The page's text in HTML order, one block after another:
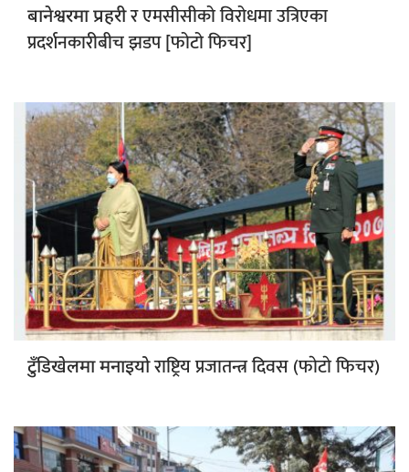
बानेश्वरमा प्रहरीर एमसीसीको विरोधमा उत्रिएका
प्रदर्शनकारीबीच झडप [फोटो फिचर]
टुँडिखेलमा मनाइयोराष्ट्रिय प्रजातन्त्र दिवस (फाेटाे फिचर)